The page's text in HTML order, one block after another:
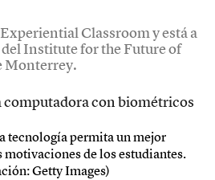
Classroom y está a
Institute for the Future of
Monterrey.
tecnología permita un mejor
de los estudiantes.
Getty Images)